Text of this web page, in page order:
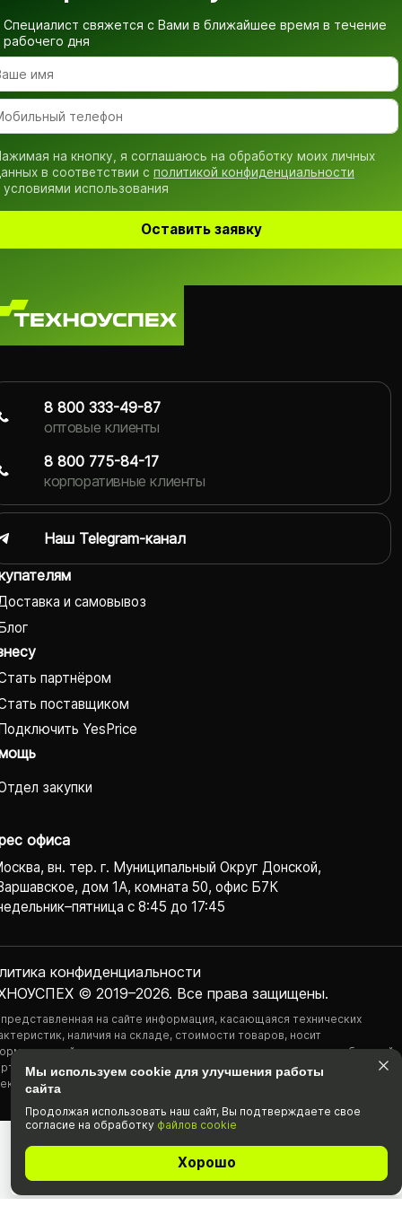
Специалист свяжется с Вами в ближайшее время в течение
рабочего дня
на кнопку, я соглашаюсь на обработку моих личных
в соответствии с политикой конфиденциальности
условиями использования
Оставить заявку
и самовывоз
партнёром
поставщиком
YesPrice
закупки
офиса
вн. тер. г. Муниципальный Округ Донской,
дом 1А, комната 50, офис Б7К
с 8:45 до 17:45
© 2019–2026. Все права защищены.
конфиденциаль­ности
на сайте информация, касающаяся технических
наличия на складе, стоимости товаров, носит
характер и ни при каких условиях не является публичной
определяемой положениями Статьи 437(2) Гражданского
РФ.
8 800 333-49-87
оптовые клиенты
8 800 775-84-17
корпоративные клиенты
Наш Telegram-канал
Мы используем cookie для улучшения работы
сайта
Продолжая использовать наш cайт, Вы подтвержда­ете свое
согласие на обработку файлов cookie
Хорошо